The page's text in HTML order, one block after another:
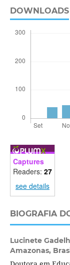
DOWNLOADS
Captures
Readers: 27
see details
BIOGRAFIA
Lucinete
Amazonas,